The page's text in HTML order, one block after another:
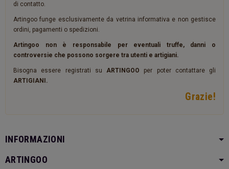
di contatto.
Artingoo funge esclusivamente da vetrina informativa e non gestisce
ordini, pagamenti o spedizioni.
Artingoo non è responsabile per eventuali truffe, danni o
controversie che possono sorgere tra utenti e artigiani.
Bisogna essere registrati su ARTINGOO per poter contattare gli
ARTIGIANI.
Grazie!
INFORMAZIONI
ARTINGOO